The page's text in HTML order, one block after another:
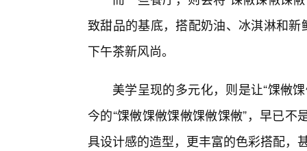
致甜品的基底，搭配奶油、冰淇淋和
下午茶新风尚。
美学呈现的多元化，则是让“馃敒
今的“馃敒馃敒馃敒馃敒馃敒”，早已
具设计感的造型，更丰富的色彩搭配，